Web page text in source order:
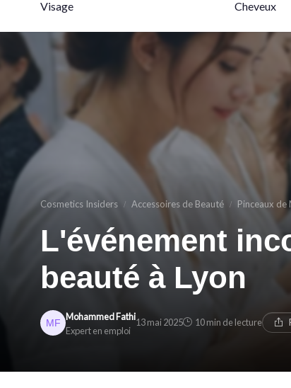
Visage
Cheveux
Cosmetics Insiders Accessoires de Beauté Pinceaux de
L'événement
beauté à Lyon
Mohammed Fathi
Expert en emploi
13 mai 2025 10 min de lecture